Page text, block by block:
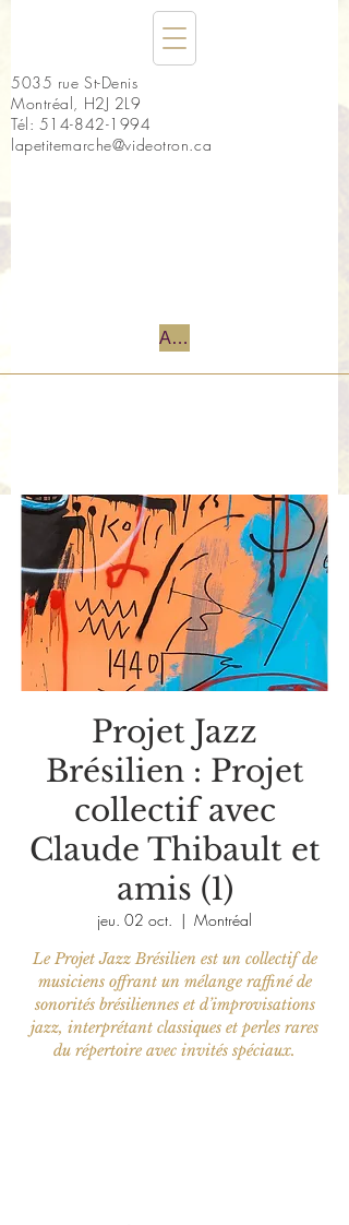
5035 rue St-Denis
Montréal, H2J 2L9
Tél: 514-842-1994
lapetitemarche@videotron.ca
Accueil
Projet Jazz
Brésilien : Projet
collectif avec
Claude Thibault et
amis (1)
jeu. 02 oct.
  |
Montréal
Le Projet Jazz Brésilien est un collectif de
musiciens offrant un mélange raffiné de
sonorités brésiliennes et d’improvisations
jazz, interprétant classiques et perles rares